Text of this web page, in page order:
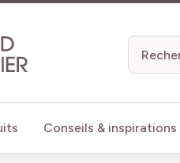
Conseils & inspirations